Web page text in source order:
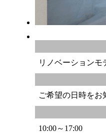
リノベーション
ご希望の日時をお
10:00～17:00